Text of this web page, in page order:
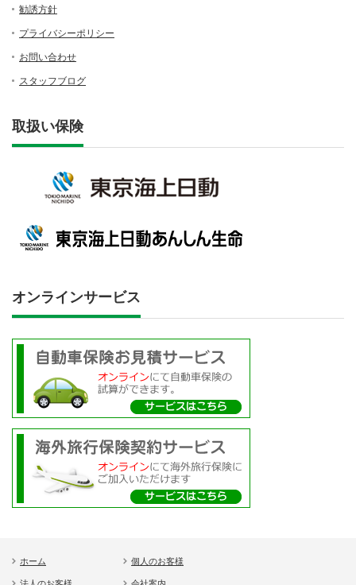
勧誘方針
プライバシーポリシー
お問い合わせ
スタッフブログ
取扱い保険
オンラインサービス
ホーム 個人のお客様